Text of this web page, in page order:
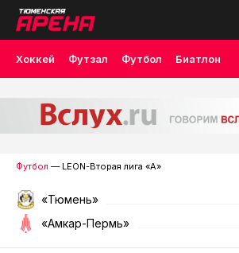
Хоккей Футзал Футбол Биатлон
Футбол — LEON-Вторая лига «А»
«Тюмень»
«Амкар-Пермь»